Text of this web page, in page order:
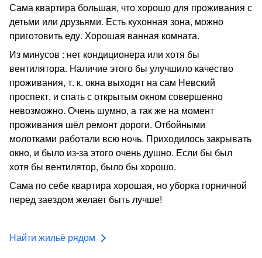
Сама квартира большая, что хорошо для проживания с
детьми или друзьями. Есть кухонная зона, можно
приготовить еду. Хорошая ванная комната.
Из минусов : нет кондиционера или хотя бы
вентилятора. Наличие этого бы улучшило качество
проживания, т. к. окна выходят на сам Невский
проспект, и спать с открытым окном совершенно
невозможно. Очень шумно, а так же на момент
проживания шёл ремонт дороги. Отбойными
молотками работали всю ночь. Приходилось закрывать
окно, и было из-за этого очень душно. Если бы был
хотя бы вентилятор, было бы хорошо.
Сама по себе квартира хорошая, но уборка горничной
перед заездом желает быть лучше!
Найти жильё рядом